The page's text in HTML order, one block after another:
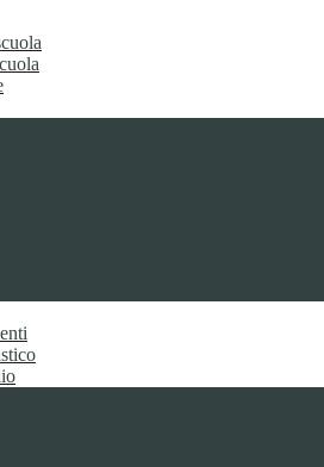
concorso
di concorso (da pubblicare in